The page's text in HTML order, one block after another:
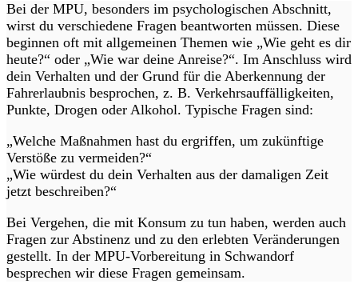
Bei der MPU, besonders im psychologischen Abschnitt,
wirst du verschiedene Fragen beantworten müssen. Diese
beginnen oft mit allgemeinen Themen wie „Wie geht es dir
heute?“ oder „Wie war deine Anreise?“. Im Anschluss wird
dein Verhalten und der Grund für die Aberkennung der
Fahrerlaubnis besprochen, z. B. Verkehrsauffälligkeiten,
Punkte, Drogen oder Alkohol. Typische Fragen sind:
„Welche Maßnahmen hast du ergriffen, um zukünftige
Verstöße zu vermeiden?“
„Wie würdest du dein Verhalten aus der damaligen Zeit
jetzt beschreiben?“
Bei Vergehen, die mit Konsum zu tun haben, werden auch
Fragen zur Abstinenz und zu den erlebten Veränderungen
gestellt. In der MPU-Vorbereitung in Schwandorf
besprechen wir diese Fragen gemeinsam.